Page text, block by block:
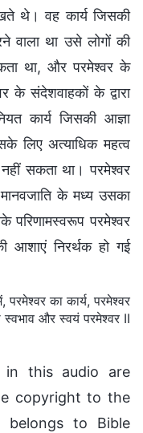
थे। वह कार्य जिसकी
वाला था उसे लोगों की
था, और परमेश्वर के
के संदेशवाहकों के द्वारा
कार्य जिसकी आज्ञा
लिए अत्याधिक महत्व
सकता था। परमेश्वर
के मध्य उसका
परिणामस्वरूप परमेश्वर
आशाएं निरर्थक हो गई
का कार्य, परमेश्वर
स्वभाव और स्वयं परमेश्वर II
in this audio are
copyright to the
belongs to Bible